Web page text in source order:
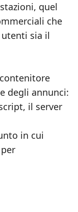
quel
che
utenti sia il
degli annunci:
il server
in cui